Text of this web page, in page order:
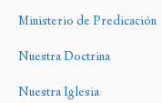
Ministerio de Predicación
Nuestra Doctrina
Nuestra Iglesia